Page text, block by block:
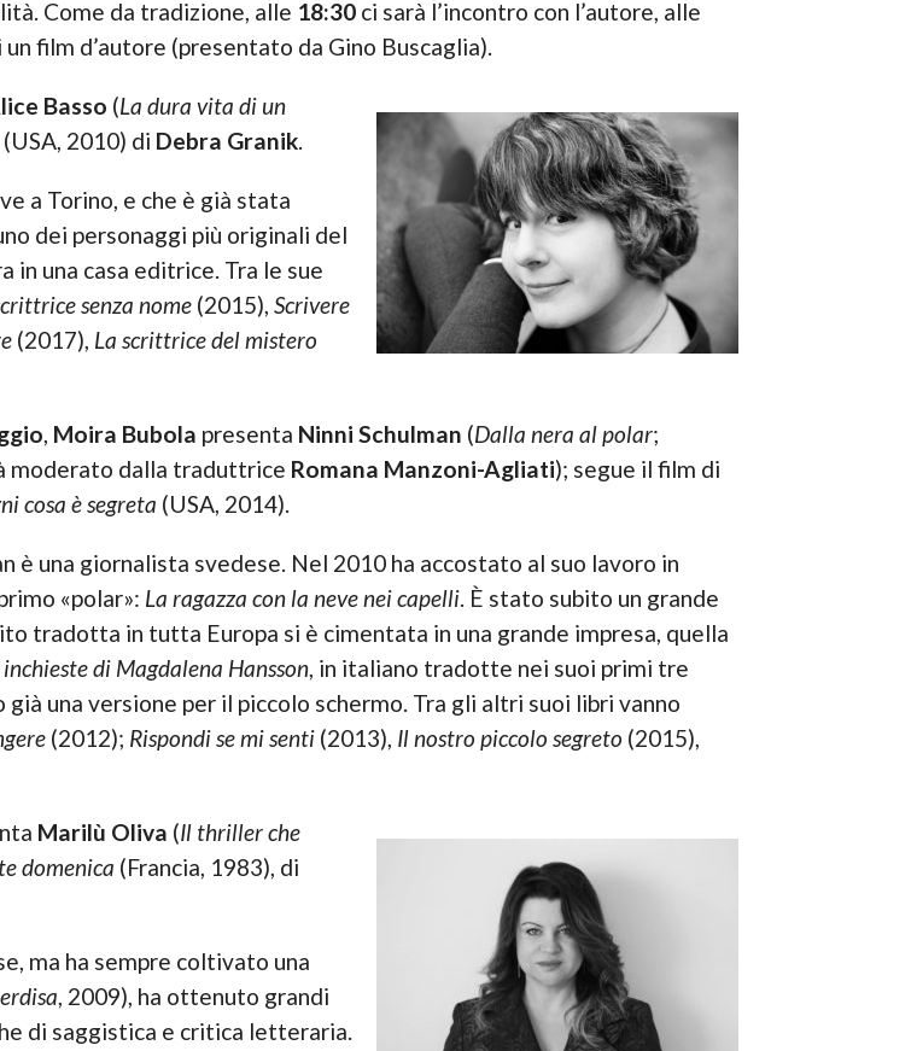
Come da tradizione, alle 18:30ci sarà l’incontro con l’autore, alle
film d’autore (presentato da Gino Buscaglia).
Basso (La dura vita di un
(USA, 2010) di Debra Granik.
a Torino, e che è già stata
dei personaggi più originali del
una casa editrice. Tra le sue
senza nome (2015), Scrivere
(2017), La scrittrice del mistero
, Moira Bubola presenta Ninni Schulman (Dalla nera al polar;
moderato dalla traduttrice Romana Manzoni-Agliati); segue il film di
cosa è segreta (USA, 2014).
è una giornalista svedese. Nel 2010 ha accostato al suo lavoro in
«polar»: La ragazza con la neve nei capelli. È stato subito un grande
tradotta in tutta Europa si è cimentata in una grande impresa, quella
inchieste di Magdalena Hansson, in italiano tradotte nei suoi primi tre
già una versione per il piccolo schermo. Tra gli altri suoi libri vanno
(2012); Rispondi se mi senti (2013), Il nostro piccolo segreto (2015),
Marilù Oliva (Il thriller che
domenica (Francia, 1983), di
ma ha sempre coltivato una
, 2009), ha ottenuto grandi
di saggistica e critica letteraria.